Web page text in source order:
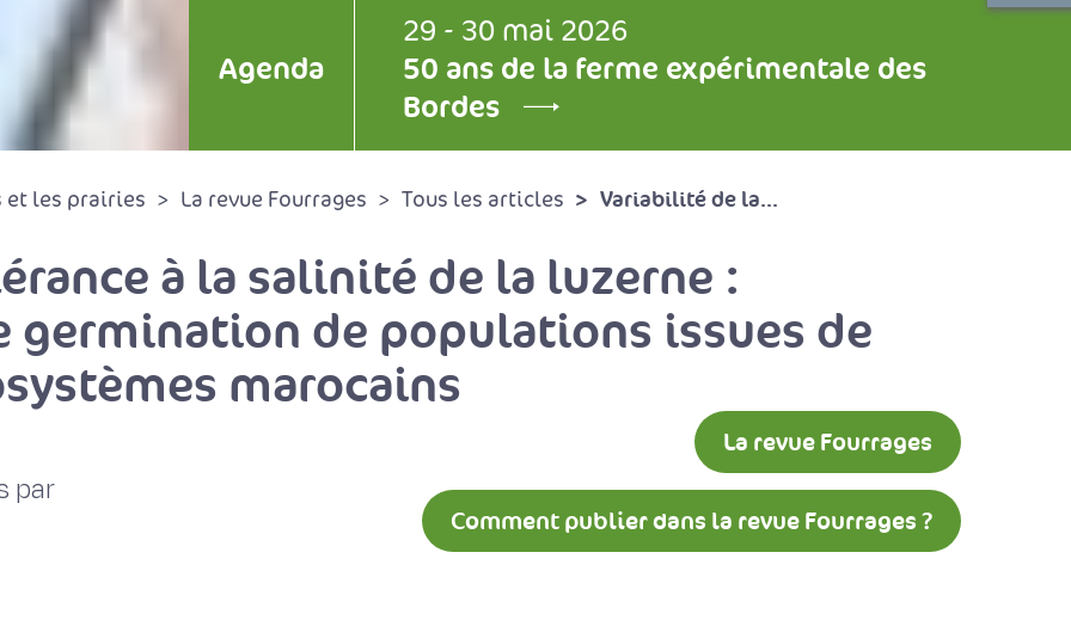
Agenda
29 - 30 mai 2026
50 ans de la ferme expérimentale des
Bordes
et les prairies La revue Fourrages Tous les articles Variabilité de la...
à la salinité de la luzerne :
germination de populations issues de
marocains
par
La revue Fourrages
Comment publier dans la revue Fourrages ?